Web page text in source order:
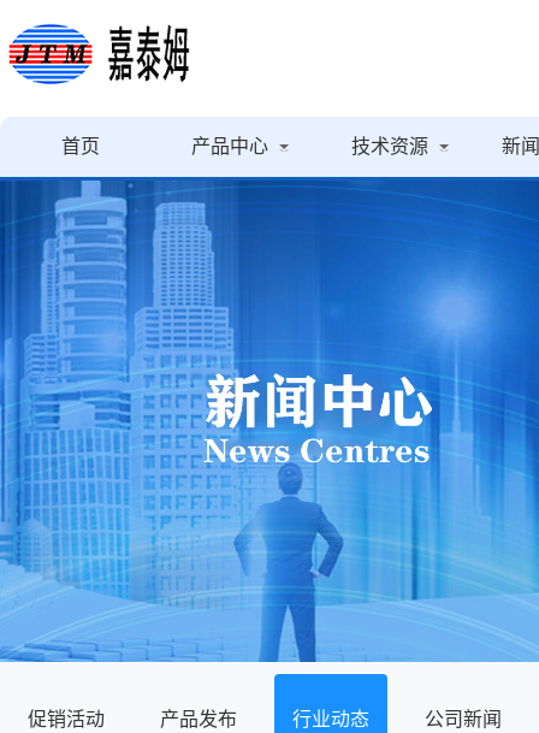
首页 产品中心 技术资源 新
促销活动 产品发布 行业动态 公司新闻